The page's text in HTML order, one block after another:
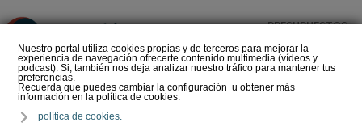
Nuestro portal utiliza cookies propias y de terceros para mejorar la
experiencia de navegación ofrecerte contenido multimedia (vídeos y
podcast). Si, también nos deja analizar nuestro tráfico para mantener tus
preferencias.
Recuerda que puedes cambiar la configuración u obtener más
información en la política de cookies.
política de cookies.
PRESUPUESTOS